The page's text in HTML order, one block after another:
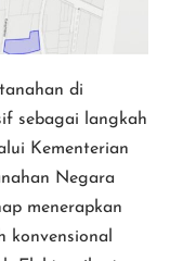
di
sebagai langkah
Kementerian
Negara
menerapkan
konvensional